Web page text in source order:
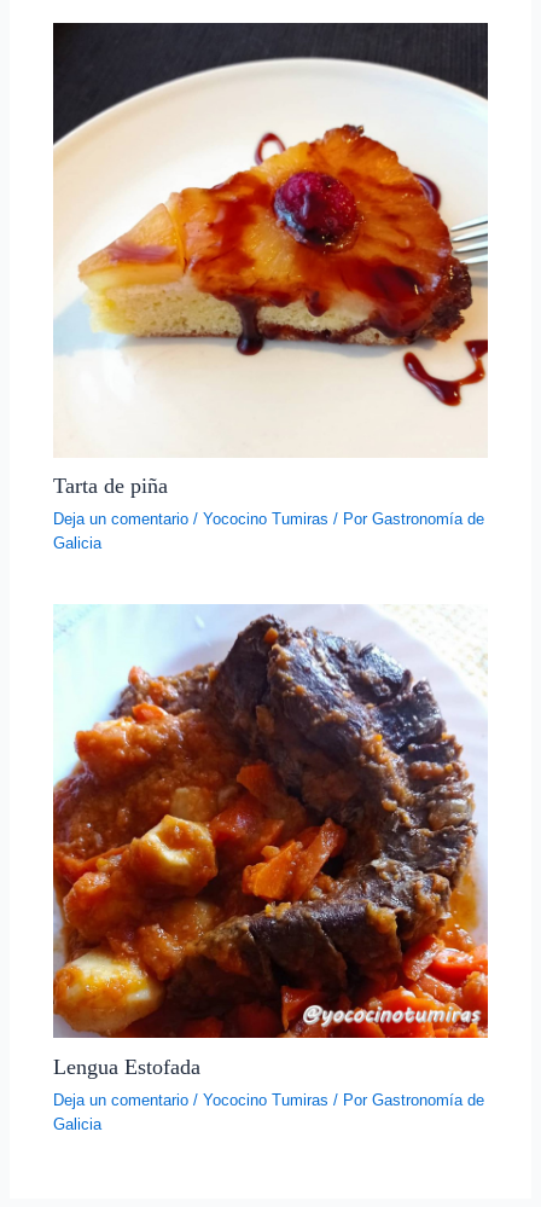
Tarta de piña
Deja un comentario /Yococino Tumiras / PorGastronomía de
Galicia
Lengua Estofada
Deja un comentario /Yococino Tumiras / PorGastronomía de
Galicia